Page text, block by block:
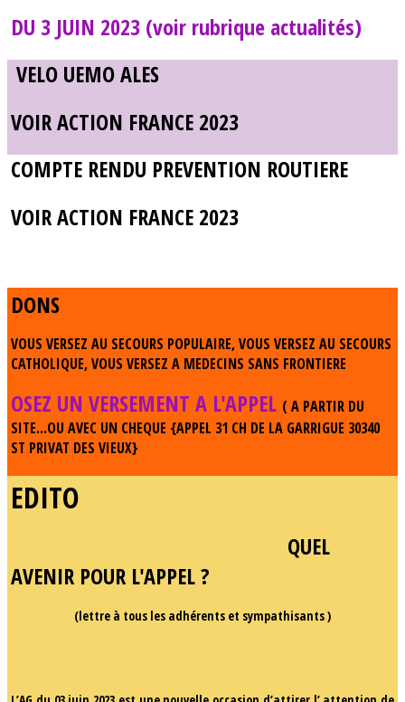
DU 3 JUIN 2023 (voir rubrique actualités)
VELO UEMO ALES
VOIR ACTION FRANCE 2023
COMPTE RENDU PREVENTION ROUTIERE
VOIR ACTION FRANCE 2023
DONS
VOUS VERSEZ AU SECOURS POPULAIRE, VOUS VERSEZ AU SECOURS
CATHOLIQUE, VOUS VERSEZ A MEDECINS SANS FRONTIERE
OSEZ UN VERSEMENT A L'APPEL ( A PARTIR DU
SITE...OU AVEC UN CHEQUE {APPEL 31 CH DE LA GARRIGUE 30340
ST PRIVAT DES VIEUX}
EDITO
QUEL
AVENIR POUR L'APPEL ?
(lettre à tous les adhérents et sympathisants )